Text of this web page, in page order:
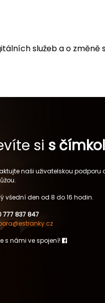
služeb a o změně
si s
naši uživatelskou podporu
všední den od 8 do 16 hodin.
777 837 847
s námi ve spojení!